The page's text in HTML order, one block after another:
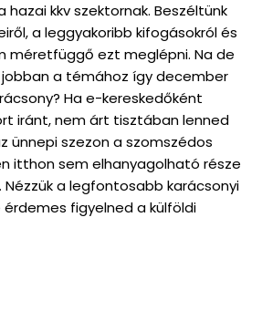
kkv szektornak. Beszéltünk
a leggyakoribb kifogásokról és
méretfüggő ezt meglépni. Na de
a témához így december
Ha e-kereskedőként
iránt, nem árt tisztában lenned
ünnepi szezon a szomszédos
itthon sem elhanyagolható része
a legfontosabb karácsonyi
érdemes figyelned a külföldi